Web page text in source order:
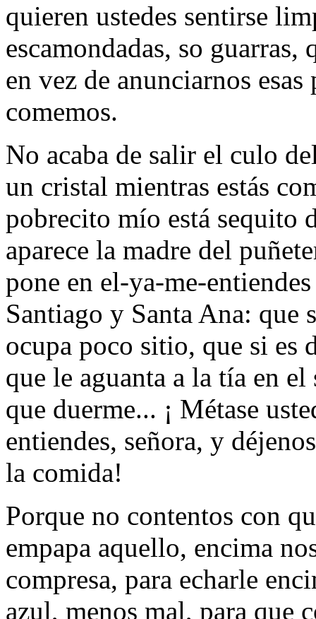
quieren ustedes sentirse
escamondadas, so
en vez de anunciarnos
comemos.
No acaba de salir el culo
un cristal mientras estás
pobrecito mío está sequito
aparece la madre del
pone en el-ya-me-
Santiago y Santa Ana: que
ocupa poco sitio, que si es
que le aguanta a la tía en
que duerme... ¡ Métase
entiendes, señora, y
la comida!
Porque no contentos con
empapa aquello, encima
compresa, para echarle
azul, menos mal, para que